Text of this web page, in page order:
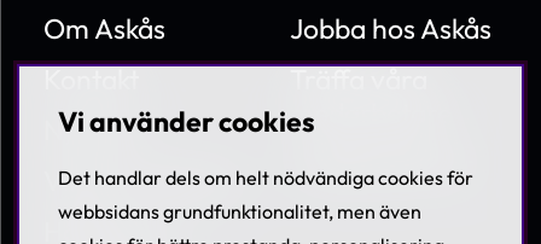
Om Askås
Nyheter
Villkor & Policies
Hållbarhet
Jobba hos Askås
medarbetare
Lediga tjänster
Vi använder cookies
Det handlar dels om helt nödvändiga cookies för
webbsidans grundfunktionalitet, men även